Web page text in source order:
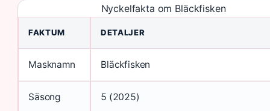
Nyckelfakta om Bläckfisken
FAKTUM DETALJER
Masknamn Bläckfisken
Säsong 5 (2025)